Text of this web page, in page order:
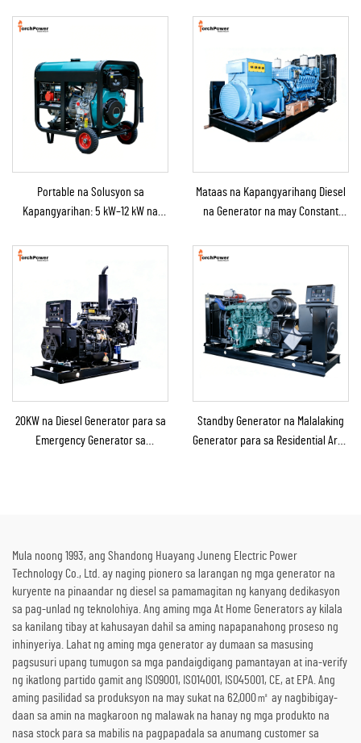
Portable na Solusyon sa
Kapangyarihan: 5 kW–12 kW na
Bahay/Tindahan/Konstruksyon/Backup
sa Emergency
Mataas na Kapangyarihang Diesel
na Generator na may Constant
Mining/Produksyon sa Pabrika at
20KW na Diesel Generator para sa
Emergency Generator sa
Standby Generator na Malalaking
Generator para sa Residential Area
Mula noong 1993, ang Shandong Huayang Juneng Electric Power
Technology Co., Ltd. ay naging pionero sa larangan ng mga generator na
kuryente na pinaandar ng diesel sa pamamagitan ng kanyang dedikasyon
sa pag-unlad ng teknolohiya. Ang aming mga At Home Generators ay kilala
sa kanilang tibay at kahusayan dahil sa aming napapanahong proseso ng
inhinyeriya. Lahat ng aming mga generator ay dumaan sa masusing
pagsusuri upang tumugon sa mga pandaigdigang pamantayan at ina-verify
ng ikatlong partido gamit ang ISO9001, ISO14001, ISO45001, CE, at EPA. Ang
aming pasilidad sa produksyon na may sukat na 62,000㎡ ay nagbibigay-
daan sa amin na magkaroon ng malawak na hanay ng mga produkto na
nasa stock para sa mabilis na pagpapadala sa anumang customer sa